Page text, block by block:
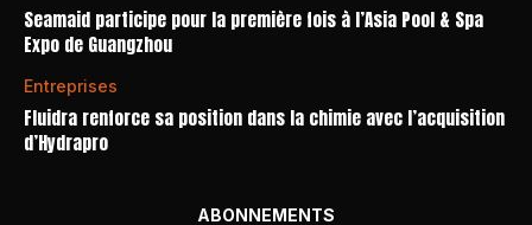
Seamaid participe pour la première fois à l’Asia Pool & Spa
Expo de Guangzhou
Entreprises
Fluidra renforce sa position dans la chimie avec l’acquisition
d’Hydrapro
ABONNEMENTS